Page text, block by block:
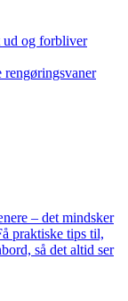
ud og forbliver
– det mindsker
praktiske tips til,
så det altid ser